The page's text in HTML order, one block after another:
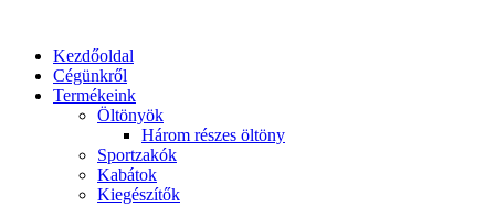
tartalomhozKezdőoldal
Cégünkről
Termékeink
Öltönyök
Három részes öltöny
Sportzakók
Kabátok
Kiegészítők